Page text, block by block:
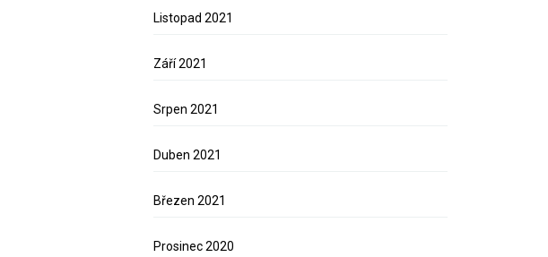
Listopad 2021
Září 2021
Srpen 2021
Duben 2021
Březen 2021
Prosinec 2020